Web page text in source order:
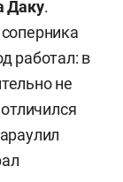
Даку.
работал: в
не